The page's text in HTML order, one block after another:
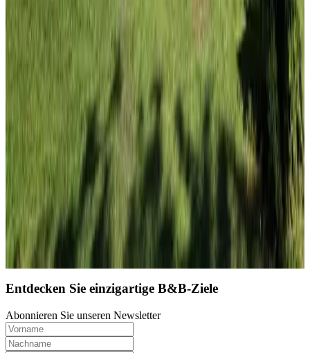
9.8
Unverbindliche Anfrage
von Azay-le-Brûlé
1
Entdecken Sie einzigartige B&B-Ziele
Abonnieren Sie unseren Newsletter